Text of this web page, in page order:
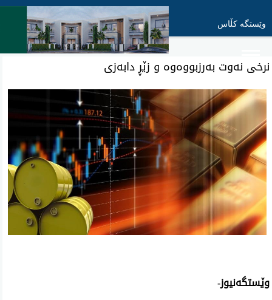
وێستگە کڵاس
نرخی نەوت بەرزبووەوە و زێڕ دابەزی
وێستگەنیوز-